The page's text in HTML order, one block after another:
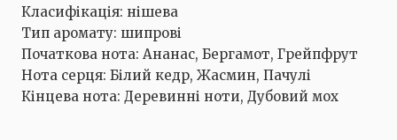
Класифікація: нішева
Тип аромату: шипрові
Початкова нота: Ананас, Бергамот, Грейпфрут
Нота серця: Білий кедр, Жасмин, Пачулі
Кінцева нота: Деревинні ноти, Дубовий мох